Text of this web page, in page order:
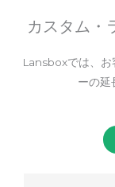
カスタム・
Lansboxでは、お
ーの延